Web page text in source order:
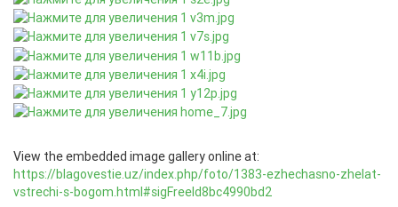
View the embedded image gallery online at:
https://blagovestie.uz/index.php/foto/1383-ezhechasno-zhelat-
vstrechi-s-bogom.html#sigFreeId8bc4990bd2